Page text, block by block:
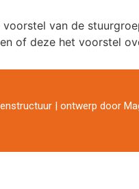
voorstel van de
of deze het voorstel
| ontwerp door